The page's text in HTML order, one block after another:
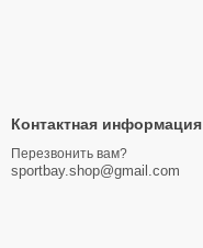
Контактная информация
Перезвонить вам?
sportbay.shop@gmail.com